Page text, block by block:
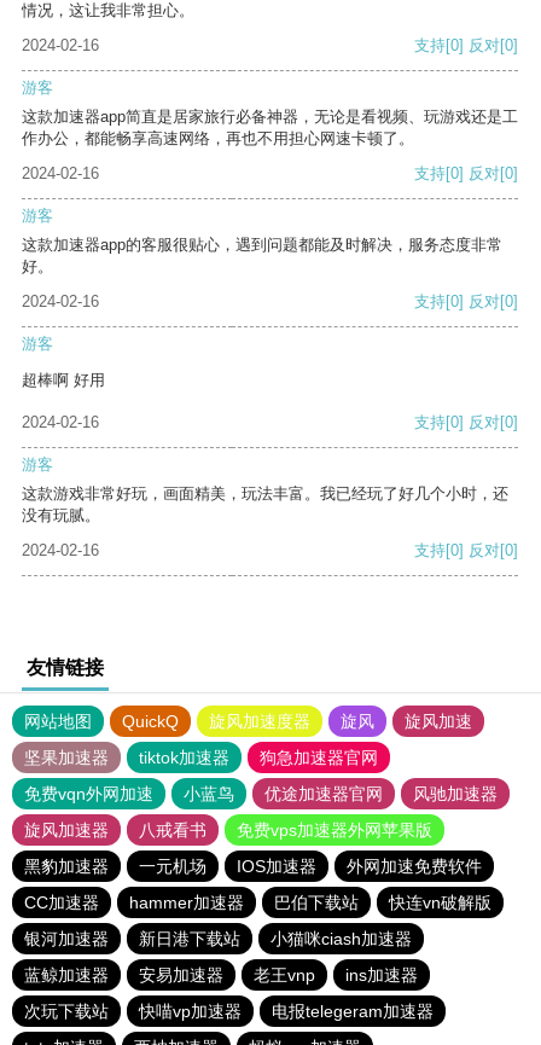
情况，这让我非常担心。
2024-02-16
支持[0] 反对[0]
游客
这款加速器app简直是居家旅行必备神器，无论是看视频、玩游戏还是工
作办公，都能畅享高速网络，再也不用担心网速卡顿了。
2024-02-16
支持[0] 反对[0]
游客
这款加速器app的客服很贴心，遇到问题都能及时解决，服务态度非常
好。
2024-02-16
支持[0] 反对[0]
游客
超棒啊 好用
2024-02-16 支持[0] 反对[0]
游客
这款游戏非常好玩，画面精美，玩法丰富。我已经玩了好几个小时，还
没有玩腻。
2024-02-16
支持[0] 反对[0]
友情链接
网站地图 QuickQ 旋风加速度器 旋风
旋风加速
坚果加速器
tiktok加速器
狗急加速器官网
免费vqn外网加速
小蓝鸟 优途加速器官网
风驰加速器
旋风加速器
八戒看书
免费vps加速器外网苹果版
黑豹加速器
一元机场 IOS加速器
外网加速免费软件
CC加速器
hammer加速器 巴伯下载站
快连vn破解版
银河加速器
新日港下载站
小猫咪ciash加速器
蓝鲸加速器
安易加速器 老王vnp
ins加速器
次玩下载站
快喵vp加速器
电报telegeram加速器